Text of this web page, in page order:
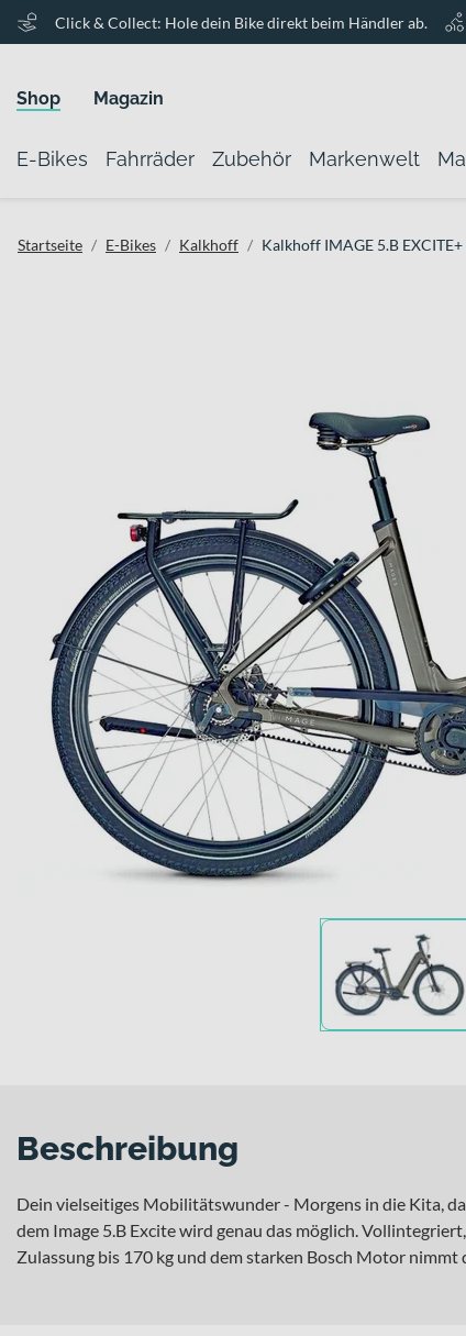
Click & Collect: Hole dein Bike direkt beim Händler ab.
Shop Magazin
E-Bikes Fahrräder Zubehör Markenwelt
Startseite E-Bikes Kalkhoff Kalkhoff IMAGE 5.B EXCITE+
Beschreibung
Dein vielseitiges Mobilitätswunder - Morgens in die Kita,
dem Image 5.B Excite wird genau das möglich.
Zulassung bis 170 kg und dem starken Bosch Motor